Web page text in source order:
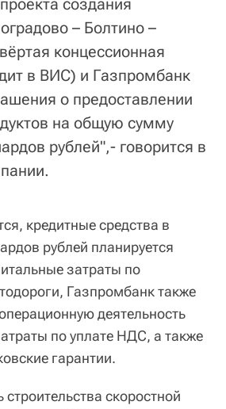
создания
– Болтино –
концессионная
в ВИС) и Газпромбанк
о предоставлении
на общую сумму
рублей",- говорится в
кредитные средства в
рублей планируется
затраты по
Газпромбанк также
деятельность
по уплате НДС, а также
гарантии.
скоростной